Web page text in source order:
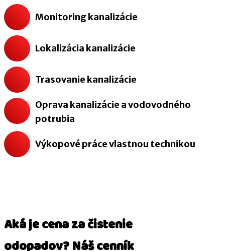
Monitoring kanalizácie
Lokalizácia kanalizácie
Trasovanie kanalizácie
Oprava kanalizácie a vodovodného
potrubia
Výkopové práce vlastnou technikou
Aká je cena za čistenie